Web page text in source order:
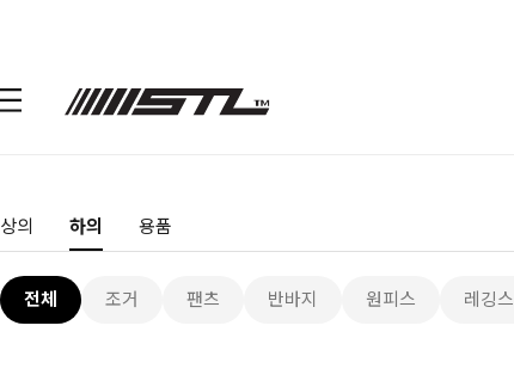
상의 하의 용품
전체 조거 팬츠 반바지 원피스 레깅스